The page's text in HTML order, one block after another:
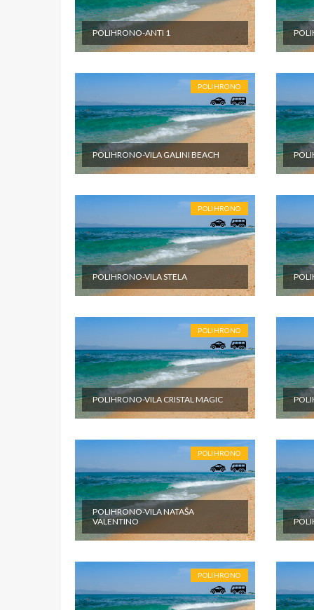
POLIHRONO-ANTI 1
POLIHRONO
POLIHRONO-VILA GALINI BEACH
POLIHRONO
POLIHRONO-VILA STELA
POLIHRONO
POLIHRONO-VILA CRISTAL MAGIC
POLIHRONO
POLIHRONO-VILA NATAŠA
VALENTINO
POLIHRONO